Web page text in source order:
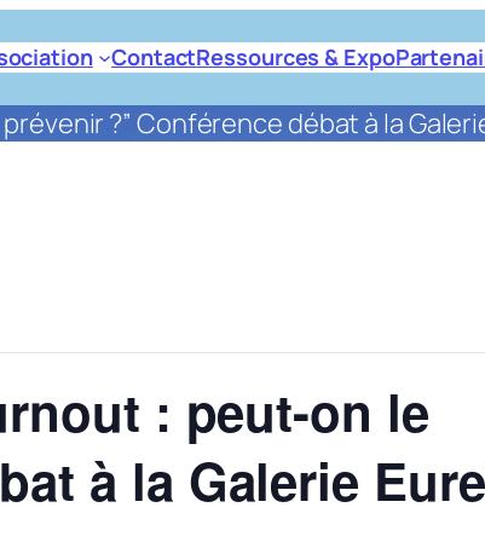
ContactRessources & Expo
?” Conférence débat à la
: peut-on le
à la Galerie